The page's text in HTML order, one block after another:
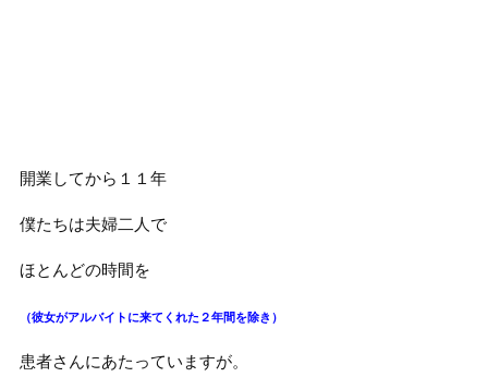
開業してから１１年
僕たちは夫婦二人で
ほとんどの時間を
（彼女がアルバイトに来てくれた２年間を除き）
患者さんにあたっていますが。